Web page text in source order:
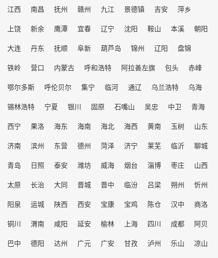
江西
南昌 抚州 赣州 九江 景德镇 吉安
萍乡
上饶
新余 鹰潭 宜春 辽宁 沈阳 鞍山 本溪
朝阳
大连
丹东 抚顺 阜新 葫芦岛 锦州 辽阳
盘锦
铁岭
营口 内蒙古 呼和浩特 阿拉善左旗 包头
赤峰
鄂尔多斯
呼伦贝尔 集宁 临河 通辽 乌兰浩特
乌海
锡林浩特
宁夏 银川 固原 石嘴山 吴忠 中卫
青海
西宁
果洛 海东 海南 海北 海西 黄南 玉树
山东
济南
滨州 东营 德州 菏泽 济宁 莱芜 临沂
聊城
青岛
日照 泰安 潍坊 威海 烟台 淄博 枣庄
山西
太原
长治 大同 晋城 晋中 临汾 吕梁 朔州
忻州
阳泉
运城 陕西 西安 宝康 宝鸡 陈仓 汉中
商洛
铜川
渭南 咸阳 延安 榆林 上海 四川 成都
阿贝
巴中
德阳 达州 广元 广安 甘孜 泸州 乐山
凉山